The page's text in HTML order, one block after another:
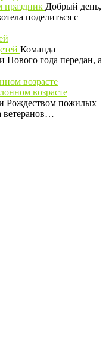
Добрый день,
поделиться с
Команда
Нового года передан, а
возрасте
Рождеством пожилых
ветеранов…